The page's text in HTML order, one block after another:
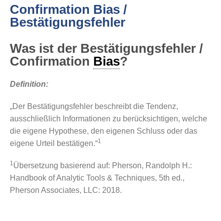
Confirmation Bias /
Bestätigungsfehler
Was ist der Bestätigungsfehler /
Confirmation Bias?
Definition:
„Der Bestätigungsfehler beschreibt die Tendenz,
ausschließlich Informationen zu berücksichtigen, welche
die eigene Hypothese, den eigenen Schluss oder das
eigene Urteil bestätigen.“1
1Übersetzung basierend auf: Pherson, Randolph H.:
Handbook of Analytic Tools & Techniques, 5th ed.,
Pherson Associates, LLC: 2018.